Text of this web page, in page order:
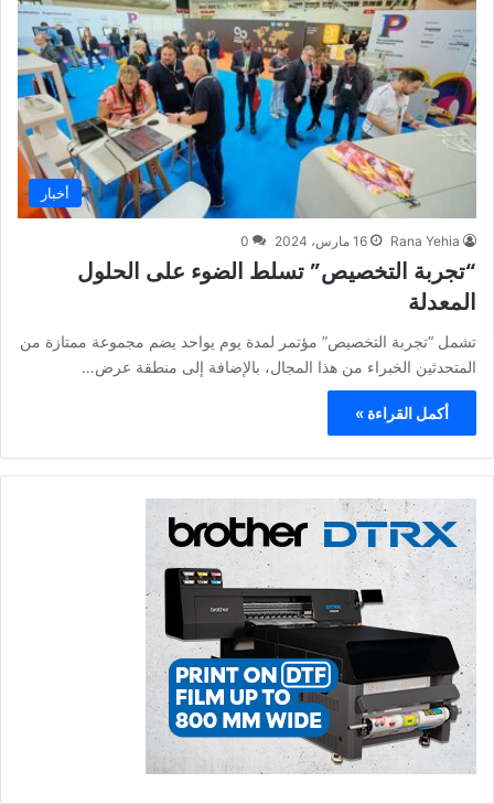
أخبار
Rana Yehia 16 مارس، 2024 0
“تجربة التخصيص” تسلط الضوء على الحلول
المعدلة
تشمل “تجربة التخصيص” مؤتمر لمدة يوم يواحد يضم مجموعة ممتازة من
المتحدثين الخبراء من هذا المجال، بالإضافة إلى منطقة عرض…
أكمل القراءة »